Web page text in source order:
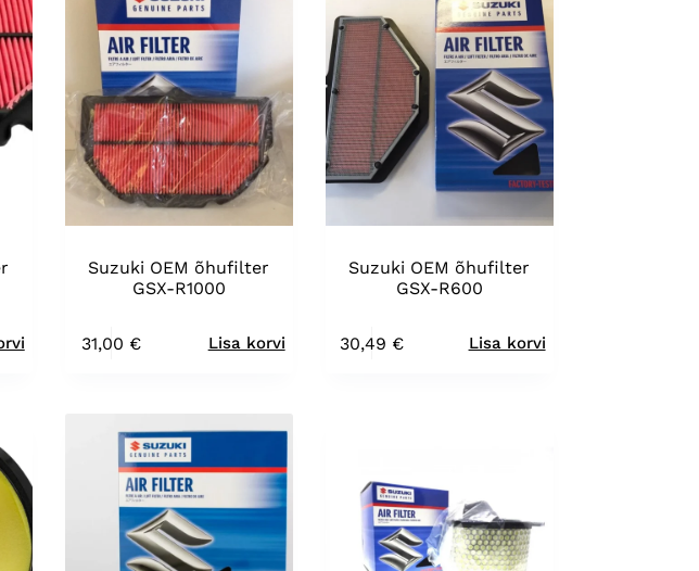
Suzuki OEM õhufilter
GSX-R1000
31,00 € Lisa korvi
Suzuki OEM õhufilter
GSX-R600
30,49 € Lisa korvi